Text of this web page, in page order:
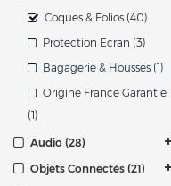
Coques & Folios (40)
Protection Ecran (3)
Bagagerie & Housses (1)
Origine France Garantie
(1)
Audio (28)
Objets Connectés (21)